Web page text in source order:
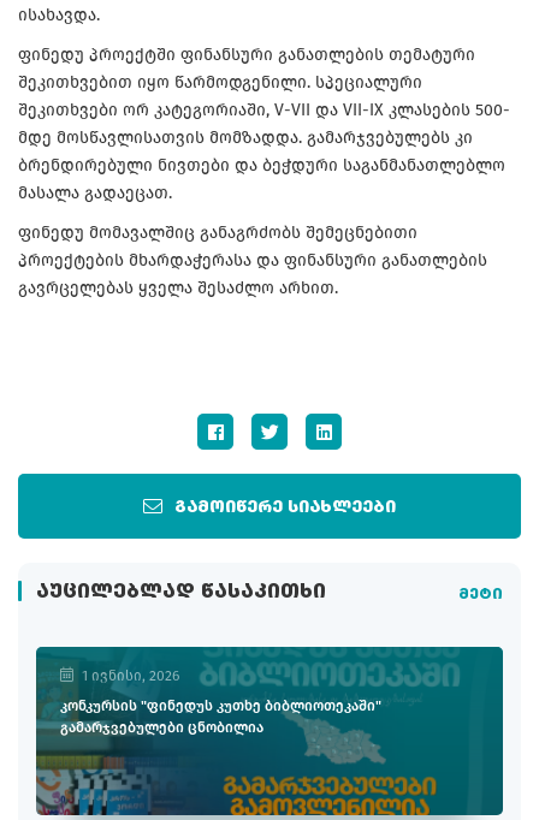
გამოიწერე სიახლეები
ᲐᲣᲪᲘᲚᲔᲑᲚᲐᲓ ᲬᲐᲡᲐᲙᲘᲗᲮᲘ მეტი
1 ივნისი, 2026
კონკურსის "ფინედუს კუთხე ბიბლიოთეკაში"
გამარჯვებულები ცნობილია
ისახავდა.
ფინედუ პროექტში ფინანსური განათლების თემატური
შეკითხვებით იყო წარმოდგენილი. სპეციალური
შეკითხვები ორ კატეგორიაში, V-VII და VII-IX კლასების 500-
მდე მოსწავლისათვის მომზადდა. გამარჯვებულებს კი
ბრენდირებული ნივთები და ბეჭდური საგანმანათლებლო
მასალა გადაეცათ.
ფინედუ მომავალშიც განაგრძობს შემეცნებითი
პროექტების მხარდაჭერასა და ფინანსური განათლების
გავრცელებას ყველა შესაძლო არხით.